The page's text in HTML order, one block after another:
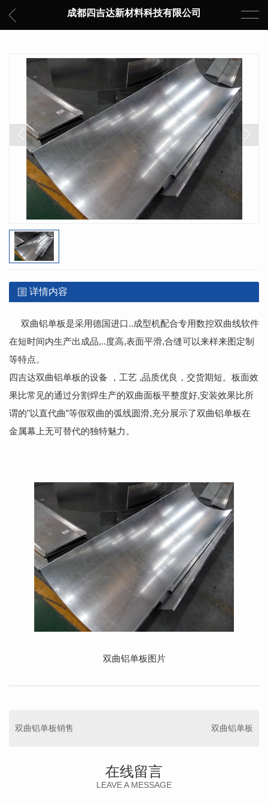
成都四吉达新材料科技有限公司
详情内容
双曲铝单板是采用德国进口..成型机配合专用数控双曲线软件
在短时间内生产出成品,..度高,表面平滑,合缝可以来样来图定制
等特点。
四吉达双曲铝单板的设备 ，工艺 ,品质优良，交货期短。板面效
果比常见的通过分割焊生产的双曲面板平整度好,安装效果比所
谓的"以直代曲”等假双曲的弧线圆滑,充分展示了双曲铝单板在
金属幕上无可替代的独特魅力。
双曲铝单板图片
双曲铝单板销售 双曲铝单板
在线留言
LEAVE A MESSAGE